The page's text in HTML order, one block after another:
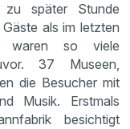
zu später Stunde
als im letzten
waren so viele
37 Museen,
die Besucher mit
Musik. Erstmals
besichtigt